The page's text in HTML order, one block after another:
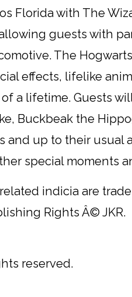
Florida with The
allowing guests with
The
effects, lifelike
a lifetime. Guests
Buckbeak the
and up to their usual
special moments
indicia are
Rights Â© JKR.
reserved.